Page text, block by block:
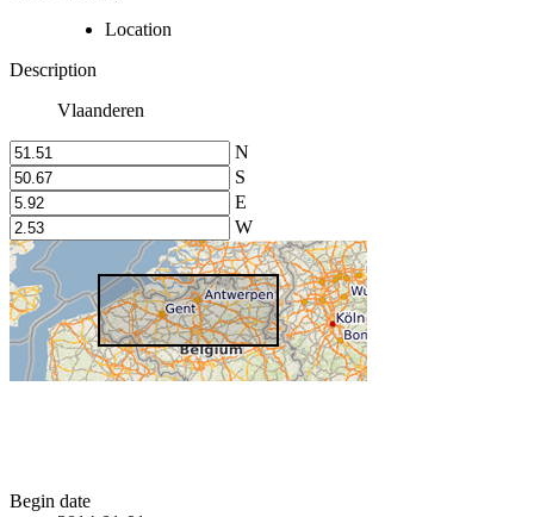
Location
Description
Vlaanderen
N
S
E
W
Begin date